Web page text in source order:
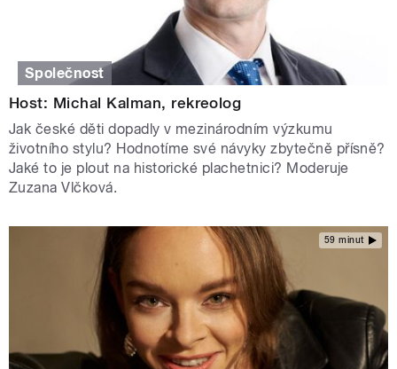
Společnost
Host: Michal Kalman, rekreolog
Jak české děti dopadly v mezinárodním výzkumu
životního stylu? Hodnotíme své návyky zbytečně přísně?
Jaké to je plout na historické plachetnici? Moderuje
Zuzana Vlčková.
59 minut